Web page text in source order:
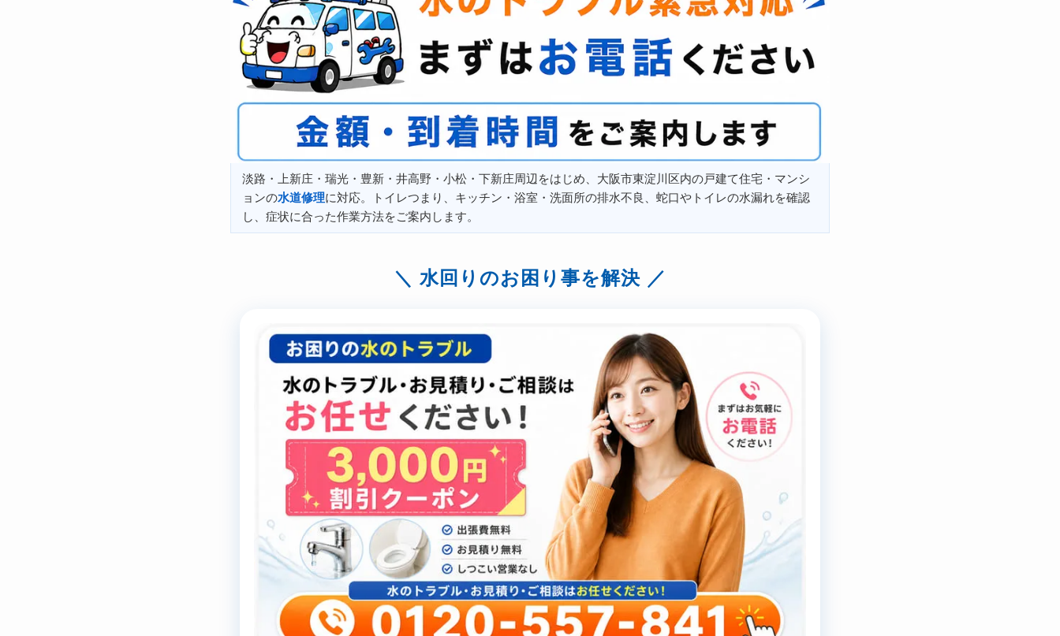
淡路・上新庄・瑞光・豊新・井高野・小松・下新庄周辺をはじめ、大阪市東淀川区内の戸建て住宅・マンシ
ョンの水道修理に対応。トイレつまり、キッチン・浴室・洗面所の排水不良、蛇口やトイレの水漏れを確認
し、症状に合った作業方法をご案内します。
水回りのお困り事を解決